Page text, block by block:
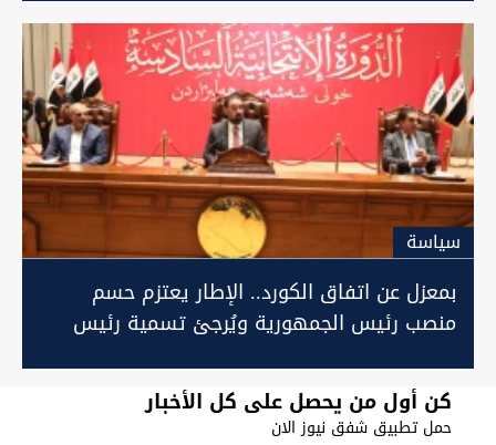
سیاسة
بمعزل عن اتفاق الكورد.. الإطار يعتزم حسم
منصب رئيس الجمهورية ويُرجئ تسمية رئيس
كن أول من يحصل على كل الأخبار
حمل تطبيق شفق نيوز الان